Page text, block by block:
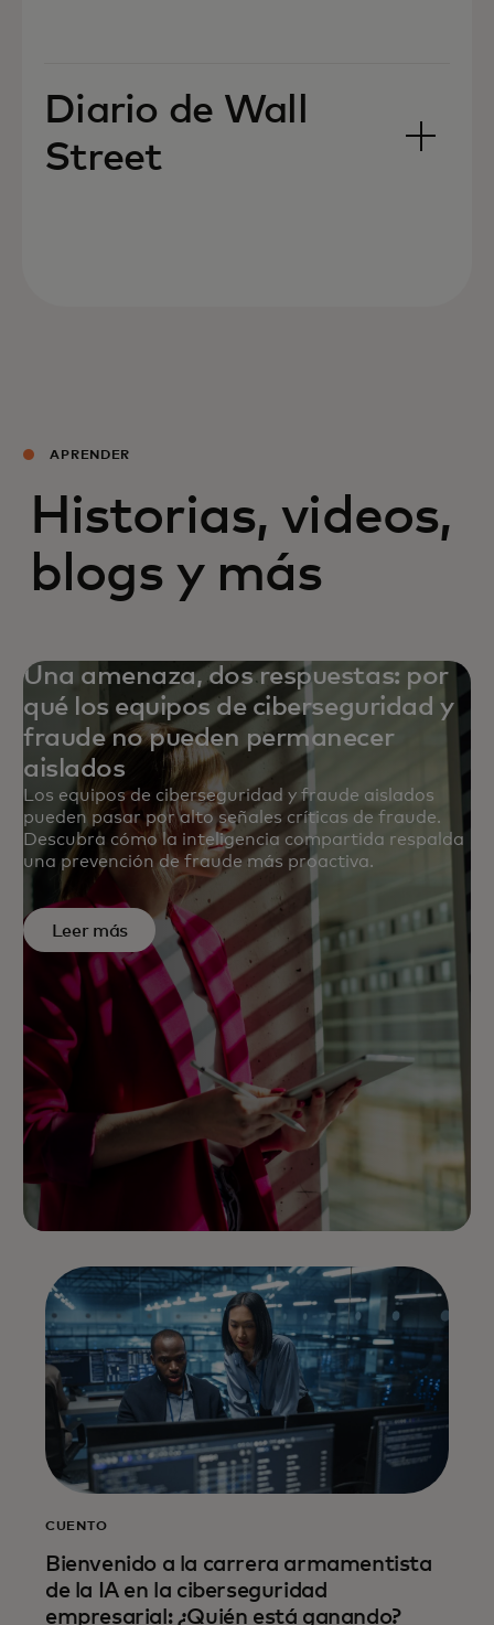
Diario de Wall
Street
APRENDER
Historias, videos,
blogs y más
Una amenaza, dos respuestas: por
qué los equipos de ciberseguridad y
fraude no pueden permanecer
aislados
Los equipos de ciberseguridad y fraude aislados
pueden pasar por alto señales críticas de fraude.
Descubra cómo la inteligencia compartida respalda
una prevención de fraude más proactiva.
Leer más
CUENTO
Bienvenido a la carrera armamentista
de la IA en la ciberseguridad
empresarial: ¿Quién está ganando?